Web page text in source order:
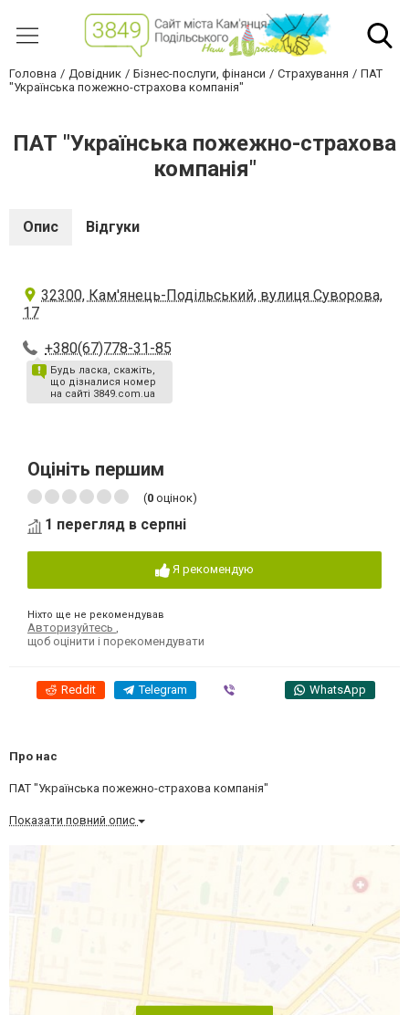
Головна Довідник Бізнес-послуги, фінанси Страхування
ПАТ
"Українська пожежно-страхова компанія"
ПАТ "Українська пожежно-страхова
компанія"
Опис Відгуки
32300, Кам'янець-Подільський, вулиця Суворова,
17
+380(67)778-31-85
Будь ласка, скажіть,
що дізналися номер
на сайті 3849.com.ua
Оцініть першим
(0 оцінок)
1 перегляд в серпні
Я рекомендую
Ніхто ще не рекомендував
Авторизуйтесь
щоб оцінити і порекомендувати
Reddit Telegram WhatsApp
Про нас
ПАТ "Українська пожежно-страхова компанія"
Показати повний опис